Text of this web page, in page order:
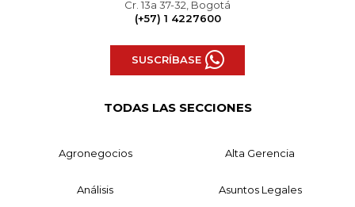
Cr. 13a 37-32, Bogotá
(+57) 1 4227600
SUSCRÍBASE
TODAS LAS SECCIONES
Agronegocios Alta Gerencia
Análisis Asuntos Legales